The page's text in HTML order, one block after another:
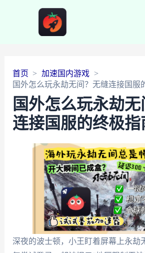
首页
加速国内游戏
国外怎么玩永劫无间？无缝连接国服
国外怎么玩永劫
连接国服的终极指
深夜的波士顿，小王盯着屏幕上永劫